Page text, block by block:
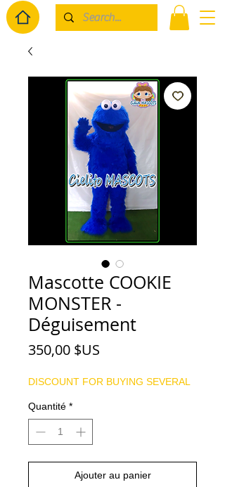
Mascotte COOKIE
MONSTER -
Déguisement
350,00 $US
DISCOUNT FOR BUYING SEVERAL
Quantité *
Ajouter au panier